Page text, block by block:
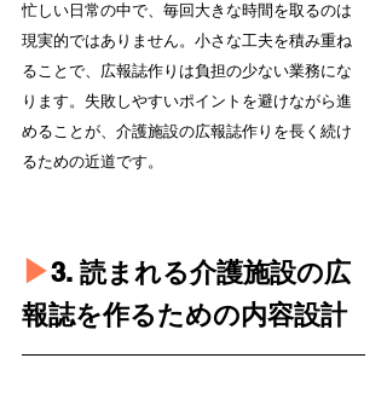
忙しい日常の中で、毎回大きな時間を取るのは
現実的ではありません。小さな工夫を積み重ね
ることで、広報誌作りは負担の少ない業務にな
ります。失敗しやすいポイントを避けながら進
めることが、介護施設の広報誌作りを長く続け
るための近道です。
▶︎3. 読まれる介護施設の広
報誌を作るための内容設計